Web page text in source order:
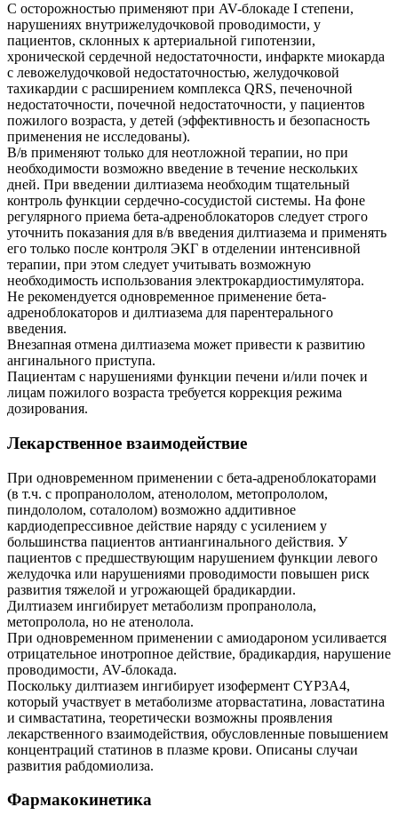
С осторожностью применяют при AV-блокаде I степени,
нарушениях внутрижелудочковой проводимости, у
пациентов, склонных к артериальной гипотензии,
хронической сердечной недостаточности, инфаркте миокарда
с левожелудочковой недостаточностью, желудочковой
тахикардии с расширением комплекса QRS, печеночной
недостаточности, почечной недостаточности, у пациентов
пожилого возраста, у детей (эффективность и безопасность
применения не исследованы).
В/в применяют только для неотложной терапии, но при
необходимости возможно введение в течение нескольких
дней. При введении дилтиазема необходим тщательный
контроль функции сердечно-сосудистой системы. На фоне
регулярного приема бета-адреноблокаторов следует строго
уточнить показания для в/в введения дилтиазема и применять
его только после контроля ЭКГ в отделении интенсивной
терапии, при этом следует учитывать возможную
необходимость использования электрокардиостимулятора.
Не рекомендуется одновременное применение бета-
адреноблокаторов и дилтиазема для парентерального
введения.
Внезапная отмена дилтиазема может привести к развитию
ангинального приступа.
Пациентам с нарушениями функции печени и/или почек и
лицам пожилого возраста требуется коррекция режима
дозирования.
Лекарственное взаимодействие
При одновременном применении с бета-адреноблокаторами
(в т.ч. с пропранололом, атенололом, метопрололом,
пиндололом, соталолом) возможно аддитивное
кардиодепрессивное действие наряду с усилением у
большинства пациентов антиангинального действия. У
пациентов с предшествующим нарушением функции левого
желудочка или нарушениями проводимости повышен риск
развития тяжелой и угрожающей брадикардии.
Дилтиазем ингибирует метаболизм пропранолола,
метопролола, но не атенолола.
При одновременном применении с амиодароном усиливается
отрицательное инотропное действие, брадикардия, нарушение
проводимости, AV-блокада.
Поскольку дилтиазем ингибирует изофермент CYP3A4,
который участвует в метаболизме аторвастатина, ловастатина
и симвастатина, теоретически возможны проявления
лекарственного взаимодействия, обусловленные повышением
концентраций статинов в плазме крови. Описаны случаи
развития рабдомиолиза.
Фармакокинетика